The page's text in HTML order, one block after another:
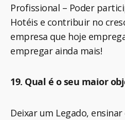
Profissional – Poder
Hotéis e contribuir no
empresa que hoje
empregar ainda mais!
19. Qual é o seu maior
Deixar um Legado,